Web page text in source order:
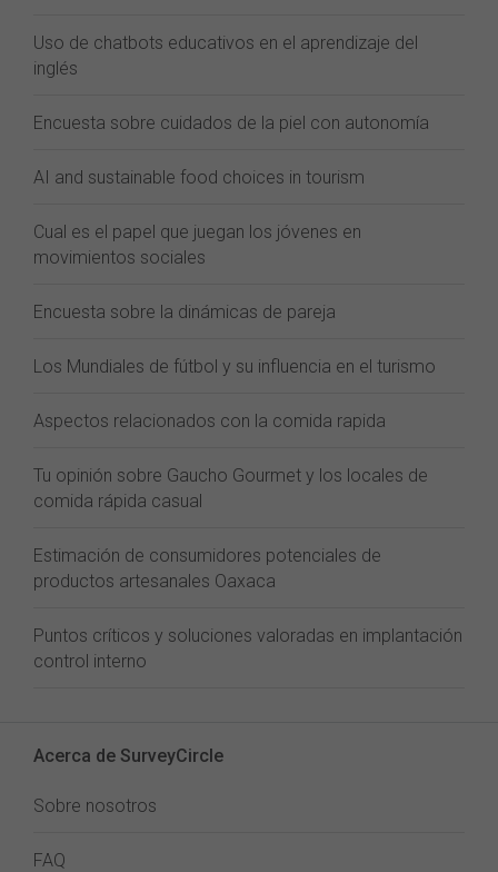
Uso de chatbots educativos en el aprendizaje del
inglés
Encuesta sobre cuidados de la piel con autonomía
AI and sustainable food choices in tourism
Cual es el papel que juegan los jóvenes en
movimientos sociales
Encuesta sobre la dinámicas de pareja
Los Mundiales de fútbol y su influencia en el turismo
Aspectos relacionados con la comida rapida
Tu opinión sobre Gaucho Gourmet y los locales de
comida rápida casual
Estimación de consumidores potenciales de
productos artesanales Oaxaca
Puntos críticos y soluciones valoradas en implantación
control interno
Acerca de SurveyCircle
Sobre nosotros
FAQ